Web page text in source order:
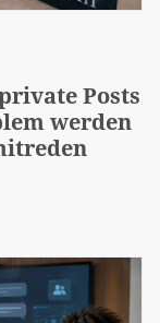
Posts
werden